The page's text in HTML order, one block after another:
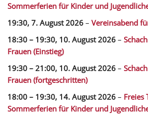
Sommerferien für Kinder und
19:30, 7. August 2026 – Vereinsabend
18:30 – 19:30, 10. August 2026 –
Frauen (Einstieg)
19:30 – 21:00, 10. August 2026 –
Frauen (fortgeschritten)
18:00 – 19:30, 14. August 2026 – Freies
Sommerferien für Kinder und